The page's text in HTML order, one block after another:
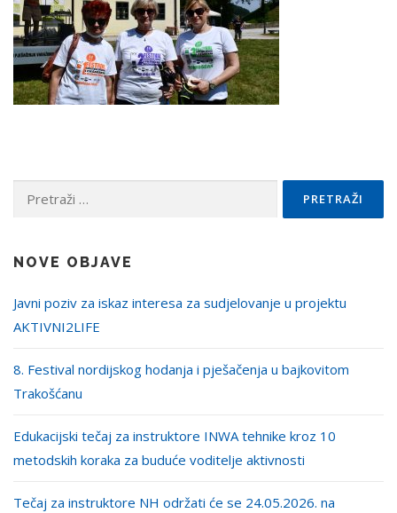
Pretraži:
NOVE OBJAVE
Javni poziv za iskaz interesa za sudjelovanje u projektu
AKTIVNI2LIFE
8. Festival nordijskog hodanja i pješačenja u bajkovitom
Trakošćanu
Edukacijski tečaj za instruktore INWA tehnike kroz 10
metodskih koraka za buduće voditelje aktivnosti
Tečaj za instruktore NH održati će se 24.05.2026. na